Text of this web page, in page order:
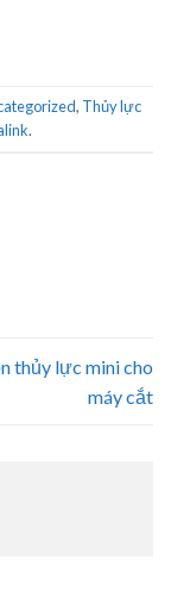
, Thủy lực
.
thủy lực mini cho
máy cắt